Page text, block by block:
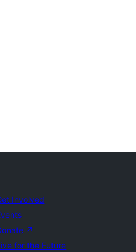
Involved
↗
for the Future